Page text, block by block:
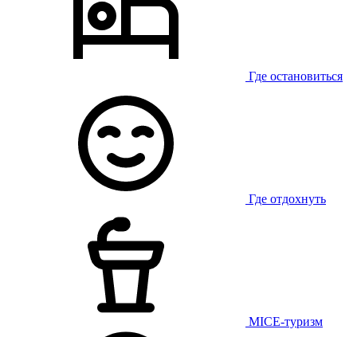
Где остановиться
Где отдохнуть
MICE-туризм